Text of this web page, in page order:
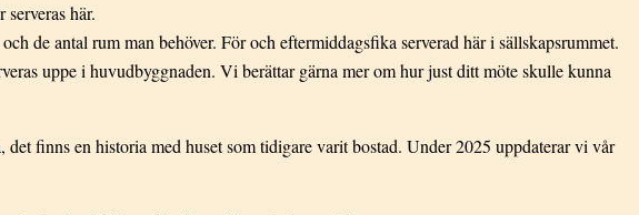
här.
de antal rum man behöver. För och eftermiddagsfika serverad här i sällskapsrummet.
uppe i huvudbyggnaden. Vi berättar gärna mer om hur just ditt möte skulle kunna
finns en historia med huset som tidigare varit bostad. Under 2025 uppdaterar vi vår